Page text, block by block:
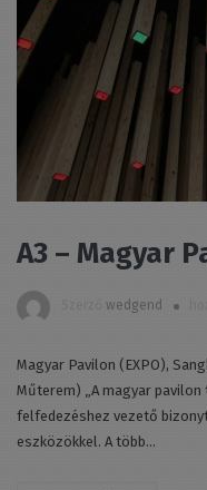
A3 – Magyar
wedgend
Magyar Pavilon (EXPO),
Műterem) „A magyar
felfedezéshez vezető
eszközökkel. A több...